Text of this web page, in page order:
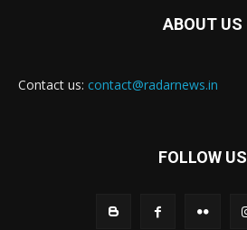
ABOUT US
Contact us: contact@radarnews.in
FOLLOW US